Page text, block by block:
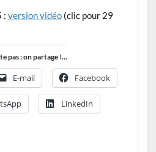
: version vidéo(clic pour 29
pas : on partage !...
E-mail Facebook
LinkedIn